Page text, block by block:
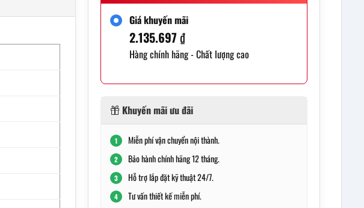
Giá khuyến mãi
2.135.697 ₫
Hàng chính hãng - Chất lượng cao
Khuyến mãi ưu đãi
1 Miễn phí vận chuyển nội thành.
2 Bảo hành chính hãng 12 tháng.
3 Hỗ trợ lắp đặt kỹ thuật 24/7.
4 Tư vấn thiết kế miễn phí.